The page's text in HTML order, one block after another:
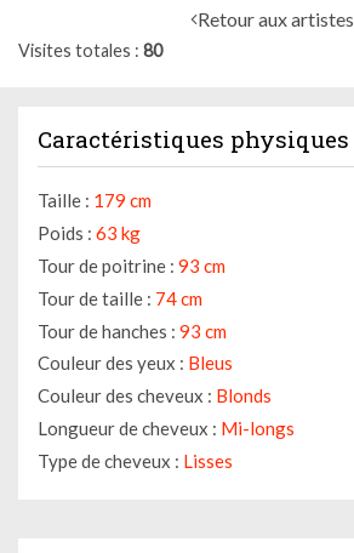
Retour aux artistes
Visites totales 80
Caractéristiques physiques
Taille : 179 cm
Poids : 63 kg
Tour de poitrine : 93 cm
Tour de taille : 74 cm
Tour de hanches : 93 cm
Couleur des yeux : Bleus
Couleur des cheveux : Blonds
Longueur de cheveux : Mi-longs
Type de cheveux : Lisses